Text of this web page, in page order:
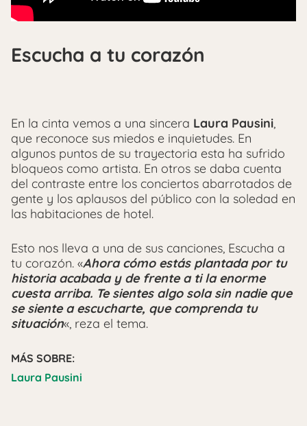
Escucha a tu corazón
En la cinta vemos a una sincera Laura Pausini,
que reconoce sus miedos e inquietudes. En
algunos puntos de su trayectoria esta ha sufrido
bloqueos como artista. En otros se daba cuenta
del contraste entre los conciertos abarrotados de
gente y los aplausos del público con la soledad en
las habitaciones de hotel.
Esto nos lleva a una de sus canciones, Escucha a
tu corazón. «Ahora cómo estás plantada por tu
historia acabada y de frente a ti la enorme
cuesta arriba. Te sientes algo sola sin nadie que
se siente a escucharte, que comprenda tu
situación«, reza el tema.
MÁS SOBRE:
Laura Pausini